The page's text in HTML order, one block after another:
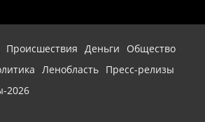
Происшествия Деньги
Общество
Ленобласть Пресс-релизы
2026